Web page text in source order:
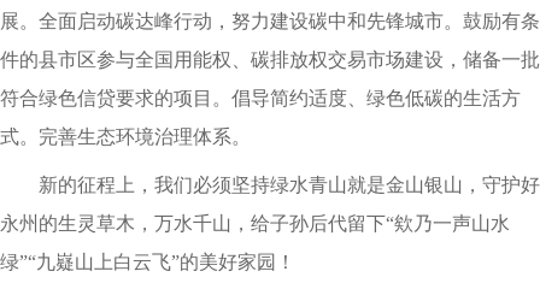
展。全面启动碳达峰行动，努力建设碳中和先锋城市。鼓励有条
件的县市区参与全国用能权、碳排放权交易市场建设，储备一批
符合绿色信贷要求的项目。倡导简约适度、绿色低碳的生活方
式。完善生态环境治理体系。
新的征程上，我们必须坚持绿水青山就是金山银山，守护好
永州的生灵草木，万水千山，给子孙后代留下“欸乃一声山水
绿”“九嶷山上白云飞”的美好家园！